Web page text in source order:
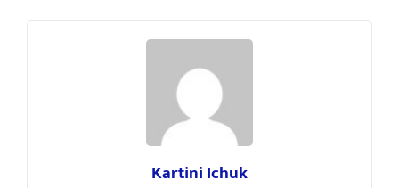
Kartini Ichuk